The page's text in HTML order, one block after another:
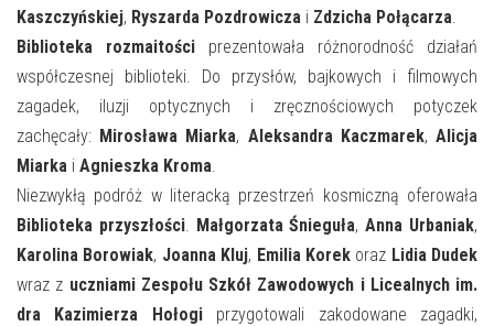
Kaszczyńskiej, Ryszarda Pozdrowicza i Zdzicha Połącarza.
Biblioteka rozmaitości prezentowała różnorodność działań
współczesnej biblioteki. Do przysłów, bajkowych i filmowych
zagadek, iluzji optycznych i zręcznościowych potyczek
zachęcały: Mirosława Miarka, Aleksandra Kaczmarek, Alicja
Miarka i Agnieszka Kroma.
Niezwykłą podróż w literacką przestrzeń kosmiczną oferowała
Biblioteka przyszłości. Małgorzata Śnieguła, Anna Urbaniak,
Karolina Borowiak, Joanna Kluj, Emilia Korekoraz Lidia Dudek
wraz z uczniami Zespołu Szkół Zawodowych i Licealnych im.
dra Kazimierza Hołogiprzygotowali zakodowane zagadki,